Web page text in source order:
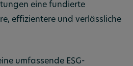
eine fundierte
effizientere und verlässliche
umfassende ESG-